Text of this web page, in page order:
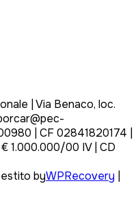
| Via Benaco, loc.
| CF 02841820174 |
1.000.000/00 IV | CD
byWPRecovery